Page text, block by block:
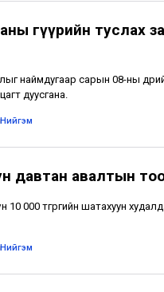
гүүрийн туслах
наймдугаар сарын 08-ны
дуусгана.
Нийгэм
давтан авалтын
10 000 төгрөгийн шатахуун
Нийгэм